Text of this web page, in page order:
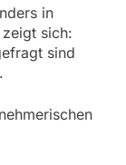
in
sich:
sind